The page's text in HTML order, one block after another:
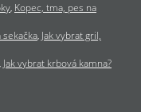
Kopec, tma, pes na
Jak vybrat gril,
Jak vybrat krbová kamna?